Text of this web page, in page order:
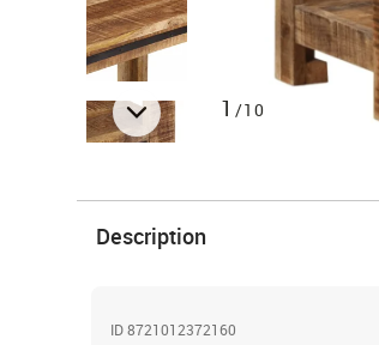
1 /10
Description
ID 8721012372160